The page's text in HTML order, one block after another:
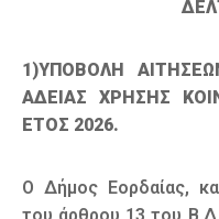
1)ΥΠΟΒΟΛΗ
ΑΔΕΙΑΣ ΧΡΗΣΗΣ
ΕΤΟΣ 2026.
Ο Δήμος Εορδαίας,